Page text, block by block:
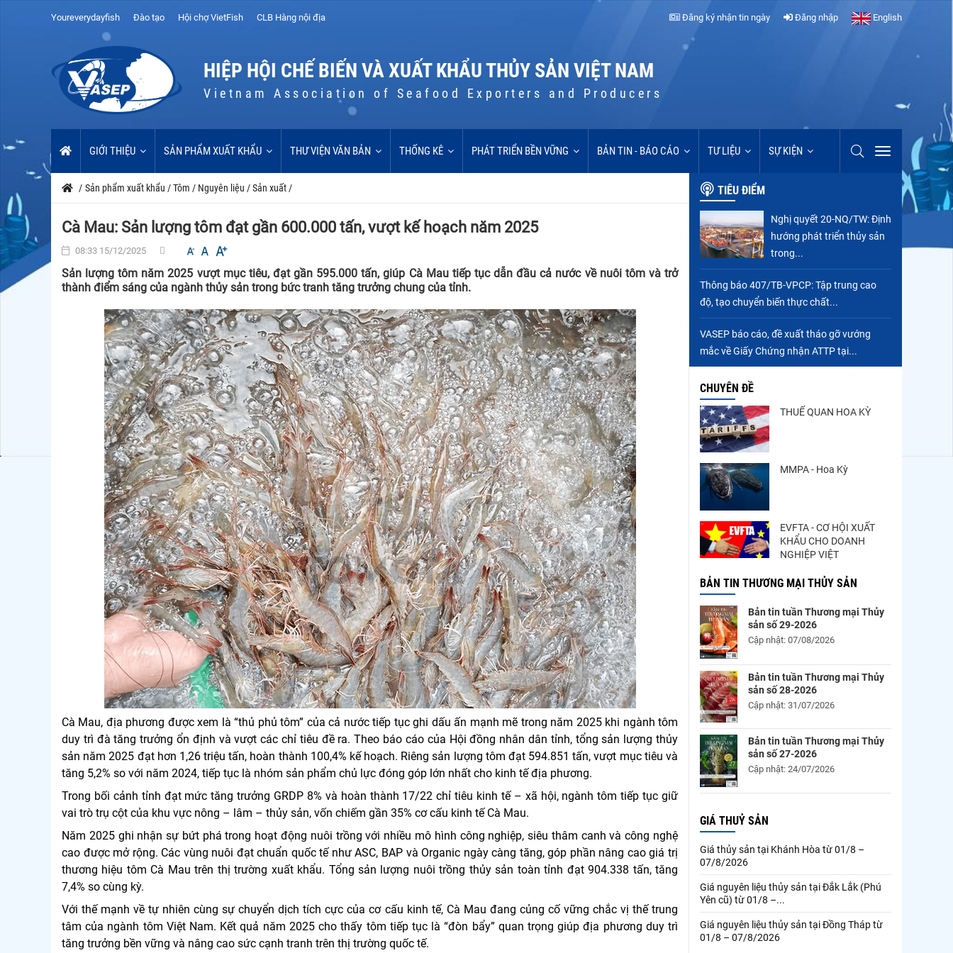
Youreverydayfish Đào tạo Hội chợ VietFish CLB Hàng nội địa Đăng ký nhận tin ngày Đăng nhập English
HIỆP HỘI CHẾ BIẾN VÀ XUẤT KHẨU THỦY SẢN VIỆT NAM
Vietnam Association of Seafood Exporters and Producers
GIỚI THIỆU SẢN PHẨM XUẤT KHẨU THƯ VIỆN VĂN BẢN THỐNG KÊ PHÁT TRIỂN BỀN VỮNG BẢN TIN - BÁO CÁO TƯ LIỆU SỰ KIỆN
/ Sản phẩm xuất khẩu /Tôm / Nguyên liệu /Sản xuất /
Cà Mau: Sản lượng tôm đạt gần 600.000 tấn, vượt kế hoạch năm 2025
08:33 15/12/2025
Sản lượng tôm năm 2025 vượt mục tiêu, đạt gần 595.000 tấn, giúp Cà Mau tiếp tục dẫn đầu cả nước về nuôi tôm và trở
thành điểm sáng của ngành thủy sản trong bức tranh tăng trưởng chung của tỉnh.
Cà Mau, địa phương được xem là “thủ phủ tôm” của cả nước tiếp tục ghi dấu ấn mạnh mẽ trong năm 2025 khi ngành tôm
duy trì đà tăng trưởng ổn định và vượt các chỉ tiêu đề ra. Theo báo cáo của Hội đồng nhân dân tỉnh, tổng sản lượng thủy
sản năm 2025 đạt hơn 1,26 triệu tấn, hoàn thành 100,4% kế hoạch. Riêng sản lượng tôm đạt 594.851 tấn, vượt mục tiêu và
tăng 5,2% so với năm 2024, tiếp tục là nhóm sản phẩm chủ lực đóng góp lớn nhất cho kinh tế địa phương.
Trong bối cảnh tỉnh đạt mức tăng trưởng GRDP 8% và hoàn thành 17/22 chỉ tiêu kinh tế – xã hội, ngành tôm tiếp tục giữ
vai trò trụ cột của khu vực nông – lâm – thủy sản, vốn chiếm gần 35% cơ cấu kinh tế Cà Mau.
Năm 2025 ghi nhận sự bứt phá trong hoạt động nuôi trồng với nhiều mô hình công nghiệp, siêu thâm canh và công nghệ
cao được mở rộng. Các vùng nuôi đạt chuẩn quốc tế như ASC, BAP và Organic ngày càng tăng, góp phần nâng cao giá trị
thương hiệu tôm Cà Mau trên thị trường xuất khẩu. Tổng sản lượng nuôi trồng thủy sản toàn tỉnh đạt 904.338 tấn, tăng
7,4% so cùng kỳ.
Với thế mạnh về tự nhiên cùng sự chuyển dịch tích cực của cơ cấu kinh tế, Cà Mau đang củng cố vững chắc vị thế trung
tâm của ngành tôm Việt Nam. Kết quả năm 2025 cho thấy tôm tiếp tục là “đòn bẩy” quan trọng giúp địa phương duy trì
tăng trưởng bền vững và nâng cao sức cạnh tranh trên thị trường quốc tế.
TIÊU ĐIỂM
Nghị quyết 20-NQ/TW: Định
hướng phát triển thủy sản
trong...
Thông báo 407/TB-VPCP: Tập trung cao
độ, tạo chuyển biến thực chất...
VASEP báo cáo, đề xuất tháo gỡ vướng
mắc về Giấy Chứng nhận ATTP tại...
CHUYÊN ĐỀ
THUẾ QUAN HOA KỲ
MMPA - Hoa Kỳ
EVFTA - CƠ HỘI XUẤT
KHẨU CHO DOANH
NGHIỆP VIỆT
BẢN TIN THƯƠNG MẠI THỦY SẢN
Bản tin tuần Thương mại Thủy
sản số 29-2026
Cập nhật: 07/08/2026
Bản tin tuần Thương mại Thủy
sản số 28-2026
Cập nhật: 31/07/2026
Bản tin tuần Thương mại Thủy
sản số 27-2026
Cập nhật: 24/07/2026
GIÁ THUỶ SẢN
Giá thủy sản tại Khánh Hòa từ 01/8 –
07/8/2026
Giá nguyên liệu thủy sản tại Đắk Lắk (Phú
Yên cũ) từ 01/8 –...
Giá nguyên liệu thủy sản tại Đồng Tháp từ
01/8 – 07/8/2026